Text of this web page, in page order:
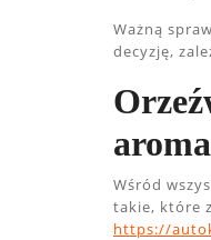
Ważną
decyzję,
Wśród
takie, które
https://